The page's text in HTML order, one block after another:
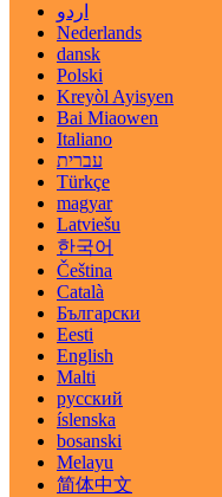
اردو
Nederlands
dansk
Polski
Kreyòl Ayisyen
Bai Miaowen
Italiano
עברית
Türkçe
magyar
Latviešu
한국어
Čeština
Català
Български
Eesti
English
Malti
русский
íslenska
bosanski
Melayu
简体中文